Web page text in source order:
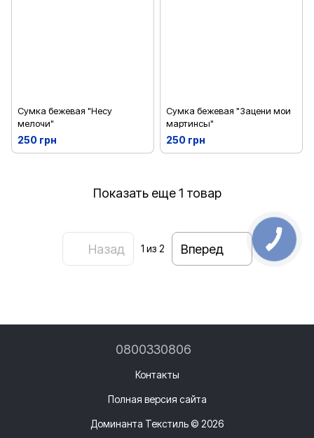
Сумка бежевая "Несу
мелочи"
250 грн
Сумка бежевая "Зацени мои
мартинсы"
250 грн
Показать еще 1 товар
Назад 1 из 2 Вперед
0800330806
Контакты
Полная версия сайта
Доминанта Текстиль © 2026